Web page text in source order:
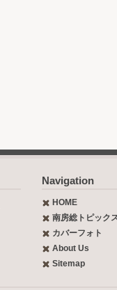
Navigation
HOME
南房総トピック
カバーフォト
About Us
Sitemap